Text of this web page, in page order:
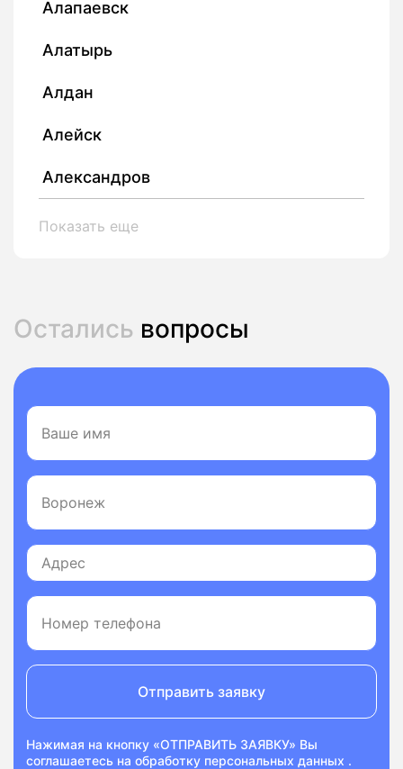
Алапаевск
Алатырь
Алдан
Алейск
Александров
Показать еще
Остались вопросы
Отправить заявку
Нажимая на кнопку «ОТПРАВИТЬ ЗАЯВКУ» Вы
соглашаетесь на обработку персональных данных .